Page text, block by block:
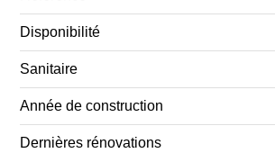
Disponibilité
Sanitaire
Année de construction
Dernières rénovations